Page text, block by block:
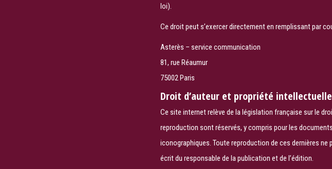
loi).
Ce droit peut s’exercer directement en remplissant par
Asterès – service communication
81, rue Réaumur
75002 Paris
Droit d’auteur et propriété intellectuelle
Ce site internet relève de la législation française sur le
reproduction sont réservés, y compris pour les
iconographiques. Toute reproduction de ces dernières
écrit du responsable de la publication et de l’édition.